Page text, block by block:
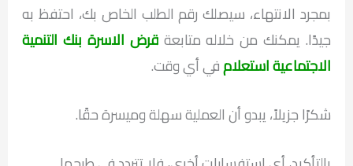
بمجرد الانتهاء، سيصلك رقم الطلب الخاص بك، احتفظ به
جيدًا. يمكنك من خلاله متابعةقرض الاسرة بنك التنمية
الاجتماعية استعلامفي أي وقت.
شكرًا جزيلاً، يبدو أن العملية سهلة وميسرة حقًا.